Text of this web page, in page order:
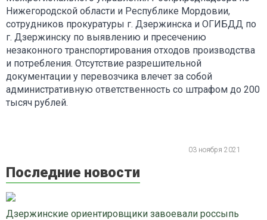
Нижегородской области и Республике Мордовии,
сотрудников прокуратуры г. Дзержинска и ОГИБДД по
г. Дзержинску по выявлению и пресечению
незаконного транспортирования отходов производства
и потребления. Отсутствие разрешительной
документации у перевозчика влечет за собой
административную ответственность со штрафом до 200
тысяч рублей.
03 ноября 2021
Последние новости
Дзержинские ориентировщики завоевали россыпь